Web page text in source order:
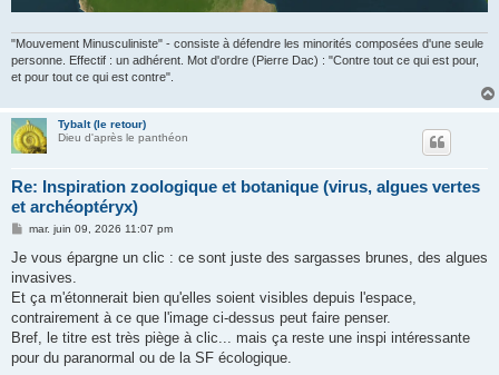
"Mouvement Minusculiniste" - consiste à défendre les minorités composées d'une seule
personne. Effectif : un adhérent. Mot d'ordre (Pierre Dac) : "Contre tout ce qui est pour,
et pour tout ce qui est contre".
Tybalt (le retour)
Dieu d'après le panthéon
Re: Inspiration zoologique et botanique (virus, algues vertes
et archéoptéryx)
M
s
a
g
mar. juin 09, 2026 11:07 pm
Je vous épargne un clic : ce sont juste des sargasses brunes, des algues
invasives.
Et ça m'étonnerait bien qu'elles soient visibles depuis l'espace,
contrairement à ce que l'image ci-dessus peut faire penser.
Bref, le titre est très piège à clic... mais ça reste une inspi intéressante
pour du paranormal ou de la SF écologique.